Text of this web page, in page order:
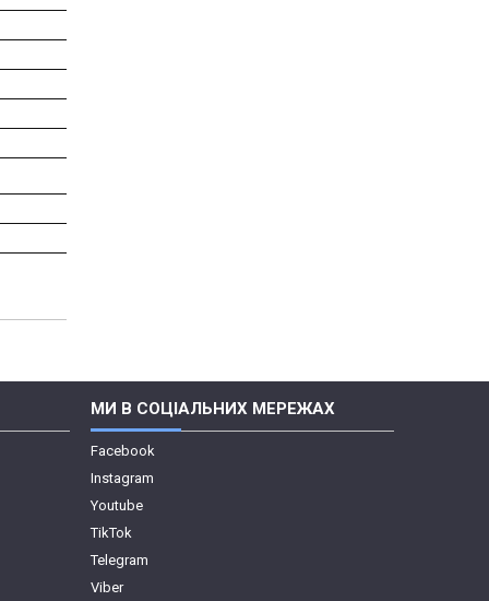
МИ В СОЦІАЛЬНИХ МЕРЕЖАХ
Facebook
Instagram
Youtube
TikTok
Telegram
Viber